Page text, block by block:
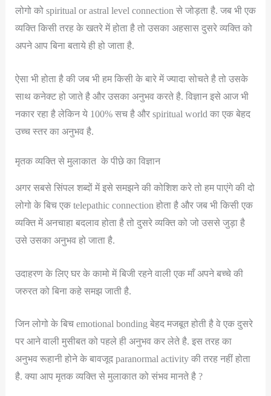
लोगो को spiritual or astral level connection से जोड़ता है. जब भी एक
व्यक्ति किसी तरह के खतरे में होता है तो उसका अहसास दुसरे व्यक्ति को
अपने आप बिना बताये ही हो जाता है.
ऐसा भी होता है की जब भी हम किसी के बारे में ज्यादा सोचते है तो उसके
साथ कनेक्ट हो जाते है और उसका अनुभव करते है. विज्ञान इसे आज भी
नकार रहा है लेकिन ये 100% सच है और spiritual world का एक बेहद
उच्च स्तर का अनुभव है.
मृतक व्यक्ति से मुलाकात के पीछे का विज्ञान
अगर सबसे सिंपल शब्दों में इसे समझने की कोशिश करे तो हम पाएंगे की दो
लोगो के बिच एक telepathic connection होता है और जब भी किसी एक
व्यक्ति में अनचाहा बदलाव होता है तो दुसरे व्यक्ति को जो उससे जुड़ा है
उसे उसका अनुभव हो जाता है.
उदाहरण के लिए घर के कामो में बिजी रहने वाली एक माँ अपने बच्चे की
जरुरत को बिना कहे समझ जाती है.
जिन लोगो के बिच emotional bonding बेहद मजबूत होती है वे एक दुसरे
पर आने वाली मुसीबत को पहले ही अनुभव कर लेते है. इस तरह का
अनुभव रूहानी होने के बावजूद paranormal activity की तरह नहीं होता
है. क्या आप मृतक व्यक्ति से मुलाकात को संभव मानते है ?